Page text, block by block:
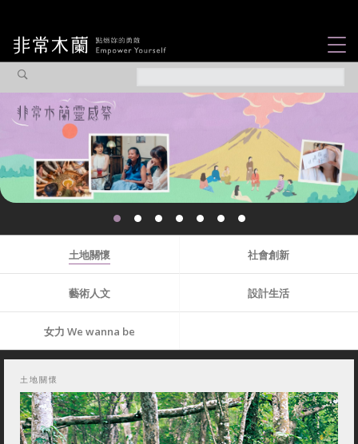
焦點企劃
社會企業
你不知道的那些女
性故事...
土地關懷 社會創新
藝術人文 設計生活
女力 We wanna be
土地關懷